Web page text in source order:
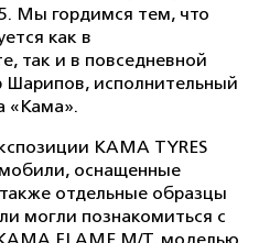
Мы гордимся тем, что
как в
так и в повседневной
исполнительный
«Кама».
KAMA TYRES
оснащенные
отдельные образцы
могли познакомиться с